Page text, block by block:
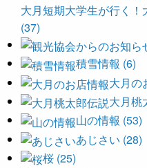
大月短期大学生が行く
(37)
積雪情報 (6)
大月の
大月桃
山の情報 (53)
あじさい (28)
桜 (25)